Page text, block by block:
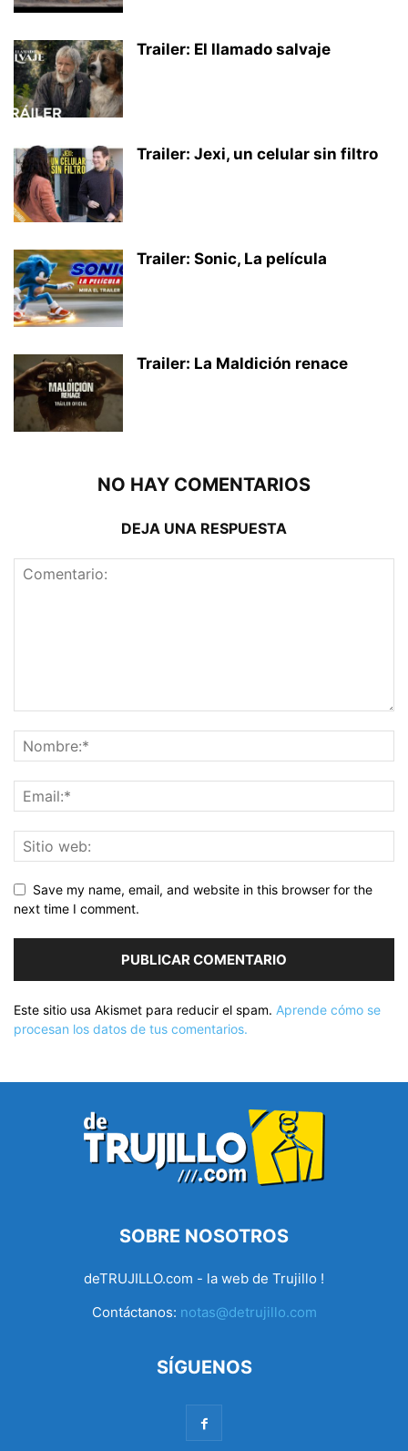
Trailer: El llamado salvaje
Trailer: Jexi, un celular sin filtro
Trailer: Sonic, La película
Trailer: La Maldición renace
NO HAY COMENTARIOS
DEJA UNA RESPUESTA
Save my name, email, and website in this browser for the
next time I comment.
Este sitio usa Akismet para reducir el spam. Aprende cómo se
procesan los datos de tus comentarios.
SOBRE NOSOTROS
deTRUJILLO.com - la web de Trujillo !
Contáctanos: notas@detrujillo.com
SÍGUENOS